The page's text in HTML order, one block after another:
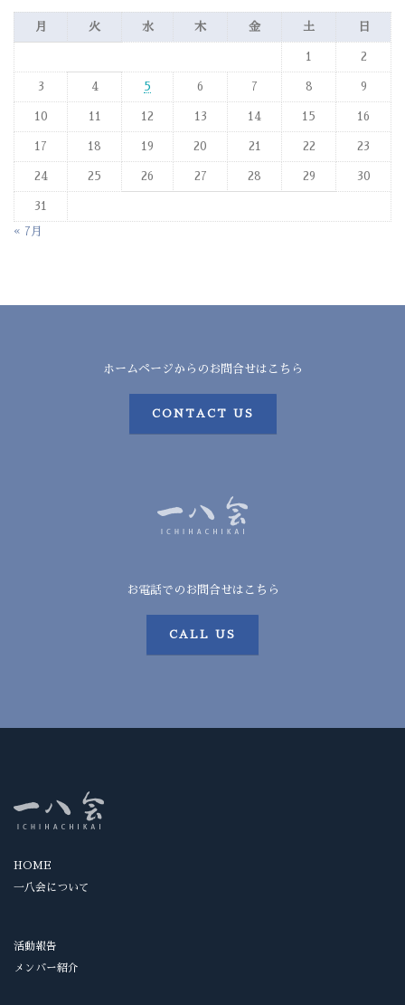
月 火 水 木 金 土 日
1 2
3 4 5 6 7 8 9
10 11 12 13 14 15 16
17 18 19 20 21 22 23
24 25 26 27 28 29 30
31
« 7月
ホームページからのお問合せはこちら
CONTACT US
お電話でのお問合せはこちら
CALL US
HOME
一八会について
活動報告
メンバー紹介